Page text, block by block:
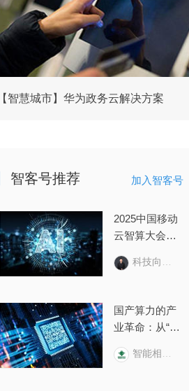
【智慧城市】华为政务云解决方案
智客号推荐 加入智客号
2025中国移动
云智算大会回
革，AI+跃迁
科技向令说
国产算力的产
业革命：从“纸
力转化”的“惊险
智能相对论